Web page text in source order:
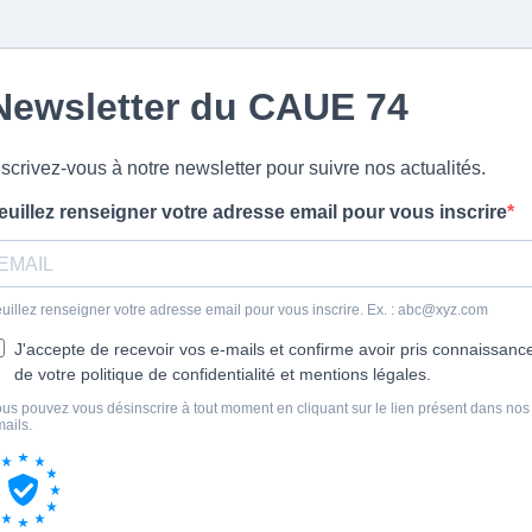
du CAUE 74
vous à notre newsletter pour suivre nos actualités.
renseigner votre adresse email pour vous inscrire
renseigner votre adresse email pour vous inscrire. Ex. : abc@xyz.com
J'accepte de recevoir vos e-mails et confirme avoir pris
de votre politique de confidentialité et mentions légales.
pouvez vous désinscrire à tout moment en cliquant sur le lien présent dans nos